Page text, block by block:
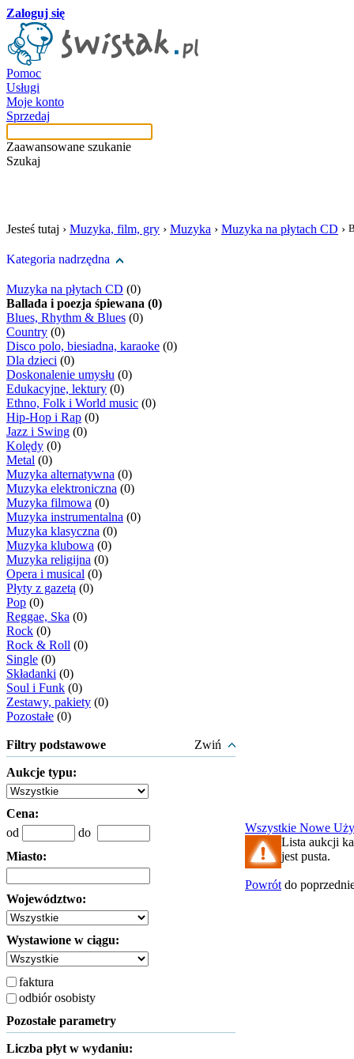
Zaloguj się
Pomoc
Usługi
Moje konto
Sprzedaj
Zaawansowane szukanie
Szukaj
Jesteś tutaj › Muzyka, film, gry › Muzyka › Muzyka na płytach CD ›
Kategoria nadrzędna
Muzyka na płytach CD (0)
Ballada i poezja śpiewana (0)
Blues, Rhythm & Blues (0)
Country (0)
Disco polo, biesiadna, karaoke (0)
Dla dzieci (0)
Doskonalenie umysłu (0)
Edukacyjne, lektury (0)
Ethno, Folk i World music (0)
Hip-Hop i Rap (0)
Jazz i Swing (0)
Kolędy (0)
Metal (0)
Muzyka alternatywna (0)
Muzyka elektroniczna (0)
Muzyka filmowa (0)
Muzyka instrumentalna (0)
Muzyka klasyczna (0)
Muzyka klubowa (0)
Muzyka religijna (0)
Opera i musical (0)
Płyty z gazetą (0)
Pop (0)
Reggae, Ska (0)
Rock (0)
Rock & Roll (0)
Single (0)
Składanki (0)
Soul i Funk (0)
Zestawy, pakiety (0)
Pozostałe (0)
Filtry podstawowe Zwiń
Aukcje typu:
Cena:
od
do
Miasto:
Województwo:
Wystawione w ciągu:
faktura
odbiór osobisty
Pozostałe parametry
Liczba płyt w wydaniu:
Wszystkie Nowe
Lista aukcji
jest pusta.
Powrót do